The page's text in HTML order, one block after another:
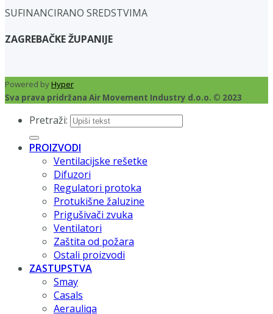
SUFINANCIRANO SREDSTVIMA
ZAGREBAČKE ŽUPANIJE
Powered byHyper
Sva prava pridržana Air Movement Industry d.o.o. © 2023
Pretraži:
PROIZVODI
Ventilacijske rešetke
Difuzori
Regulatori protoka
Protukišne žaluzine
Prigušivači zvuka
Ventilatori
Zaštita od požara
Ostali proizvodi
ZASTUPSTVA
Smay
Casals
Aerauliqa